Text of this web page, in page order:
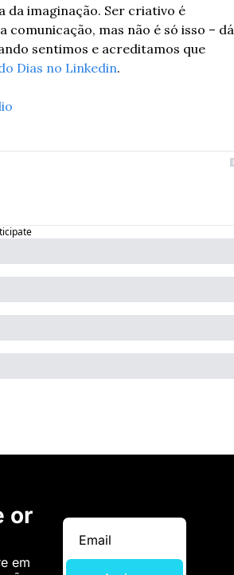
da imaginação. Ser criativo é
mas não é só isso – dá
sentimos e acreditamos que
Dias no Linkedin.
or
em